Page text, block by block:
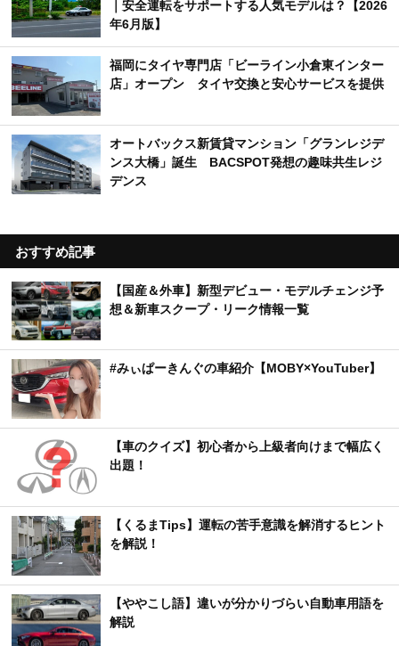
｜安全運転をサポートする人気モデルは？【2026
年6月版】
福岡にタイヤ専門店「ビーライン小倉東インター
店」オープン タイヤ交換と安心サービスを提供
オートバックス新賃貸マンション「グランレジデ
ンス大橋」誕生 BACSPOT発想の趣味共生レジ
デンス
おすすめ記事
【国産＆外車】新型デビュー・モデルチェンジ予
想＆新車スクープ・リーク情報一覧
#みぃぱーきんぐの車紹介【MOBY×YouTuber】
【車のクイズ】初心者から上級者向けまで幅広く
出題！
【くるまTips】運転の苦手意識を解消するヒント
を解説！
【ややこし語】違いが分かりづらい自動車用語を
解説